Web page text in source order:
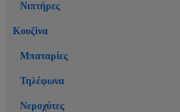
Νιπτήρες
Κουζίνα
Μπαταρίες
Τηλέφωνα
Νεροχύτες